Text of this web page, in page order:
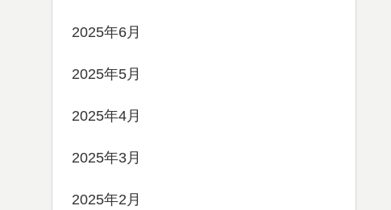
2025年6月
2025年5月
2025年4月
2025年3月
2025年2月